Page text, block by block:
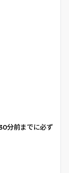
分前までに必ず